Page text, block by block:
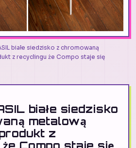
białe siedzisko z chromowaną
z recyclingu że Compo staje się
białe siedzisko
metalową
z
Compo staje się